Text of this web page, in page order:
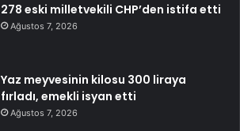
278 eski milletvekili CHP’den istifa etti
Ağustos 7, 2026
Yaz meyvesinin kilosu 300 liraya
fırladı, emekli isyan etti
Ağustos 7, 2026